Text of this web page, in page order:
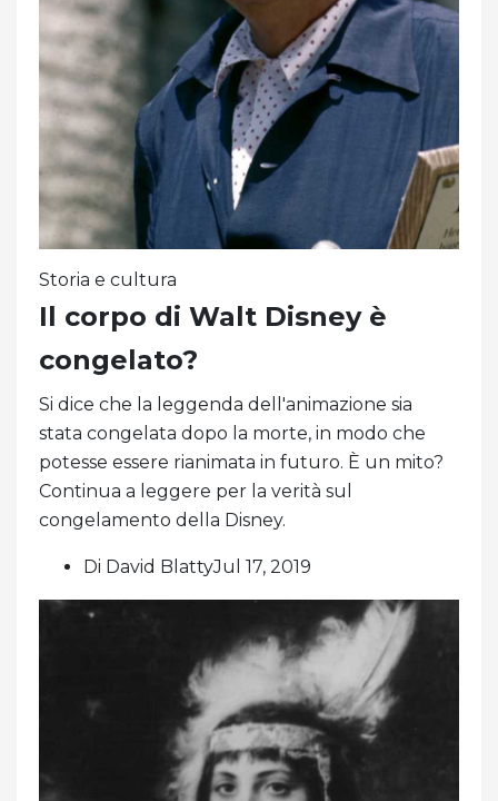
Storia e cultura
Il corpo di Walt Disney è
congelato?
Si dice che la leggenda dell'animazione sia
stata congelata dopo la morte, in modo che
potesse essere rianimata in futuro. È un mito?
Continua a leggere per la verità sul
congelamento della Disney.
Di David BlattyJul 17, 2019